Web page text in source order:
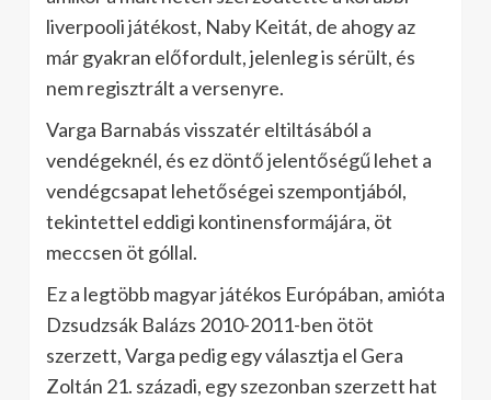
liverpooli játékost, Naby Keitát, de ahogy az
már gyakran előfordult, jelenleg is sérült, és
nem regisztrált a versenyre.
Varga Barnabás visszatér eltiltásából a
vendégeknél, és ez döntő jelentőségű lehet a
vendégcsapat lehetőségei szempontjából,
tekintettel eddigi kontinensformájára, öt
meccsen öt góllal.
Ez a legtöbb magyar játékos Európában, amióta
Dzsudzsák Balázs 2010-2011-ben ötöt
szerzett, Varga pedig egy választja el Gera
Zoltán 21. századi, egy szezonban szerzett hat